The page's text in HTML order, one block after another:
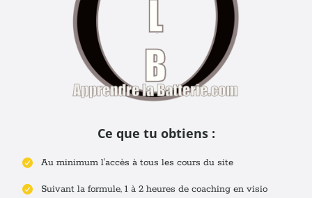
Ce que tu obtiens :
Au minimum l'accès à tous les cours du site
Suivant la formule, 1 à 2 heures de coaching en visio